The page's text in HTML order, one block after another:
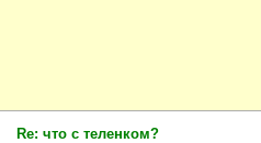
Re: что с теленком?